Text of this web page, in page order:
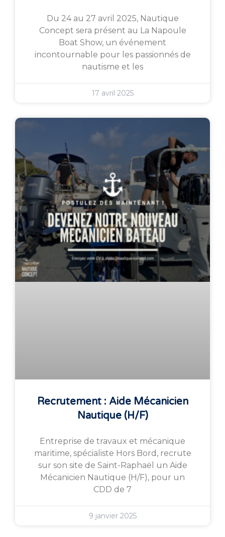
Du 24 au 27 avril 2025, Nautique
Concept sera présent au La Napoule
Boat Show, un événement
incontournable pour les passionnés de
nautisme et les
17 avril 2025
Recrutement : Aide Mécanicien
Nautique (H/F)
Entreprise de travaux et mécanique
maritime, spécialiste Hors Bord, recrute
sur son site de Saint-Raphaël un Aide
Mécanicien Nautique (H/F), pour un
CDD de 7
9 janvier 2025